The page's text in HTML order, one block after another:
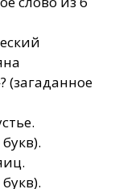
(загаданное